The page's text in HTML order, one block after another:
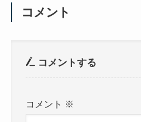
コメント
コメントする
コメント ※